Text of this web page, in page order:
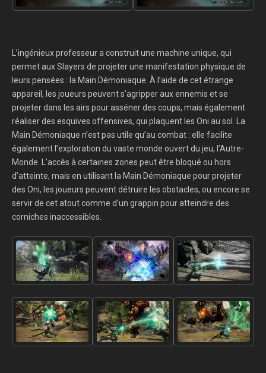
L’ingénieux professeur a construit une machine unique, qui
permet aux Slayers de projeter une manifestation physique de
leurs pensées : la Main Démoniaque. À l’aide de cet étrange
appareil, les joueurs peuvent s’agripper aux ennemis et se
projeter dans les airs pour asséner des coups, mais également
réaliser des esquives offensives, qui plaquent les Oni au sol. La
Main Démoniaque n’est pas utile qu’au combat : elle facilite
également l’exploration du vaste monde ouvert du jeu, l’Autre-
Monde. L’accès à certaines zones peut être bloqué ou hors
d’atteinte, mais en utilisant la Main Démoniaque pour projeter
des Oni, les joueurs peuvent détruire les obstacles, ou encore se
servir de cet atout comme d’un grappin pour atteindre des
corniches inaccessibles.